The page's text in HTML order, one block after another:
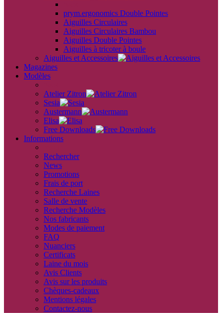
prym.ergonomics Double Pointes
Aiguilles Circulaires
Aiguilles Circulaires Bambou
Aiguilles Double Pointes
Aiguilles à tricoter à boule
Aiguilles et Accessoires
Magazines
Modèles
Atelier Zitron
Sesia
Austermann
Elisa
Free Downloads
Informations
Rechercher
News
Promotions
Frais de port
Recherche Laines
Salle de vente
Recherche Modèles
Nos fabricants
Modes de paiement
FAQ
Nuanciers
Certificats
Laine du mois
Avis Clients
Avis sur les produits
Chèques-cadeaux
Mentions légales
Contactez-nous